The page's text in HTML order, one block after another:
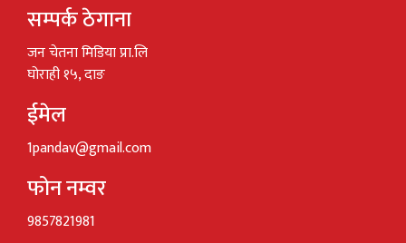
सम्पर्क ठेगाना
जन चेतना मिडिया प्रा.लि
घोराही १५, दाङ
ईमेल
1pandav@gmail.com
फोन नम्वर
9857821981